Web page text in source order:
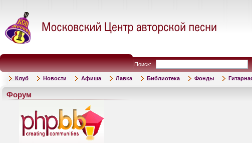
Поиск:
Клуб Новости Афиша Лавка Библиотека Фонды
Форум